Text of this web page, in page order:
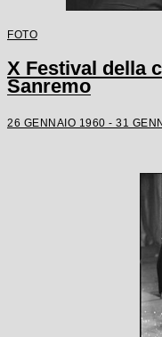
FOTO
X Festival della
Sanremo
26 GENNAIO 1960 - 31